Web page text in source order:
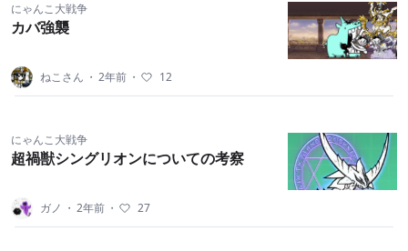
にゃんこ大戦争
カバ強襲
ねこさん ・ 2年前 ・ 12
にゃんこ大戦争
超禍獣シングリオンについての考察
ガノ ・ 2年前 ・ 27